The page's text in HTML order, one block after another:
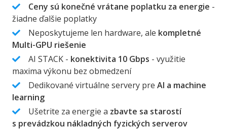
Ceny sú konečné vrátane poplatku za energie -
žiadne ďalšie poplatky
Neposkytujeme len hardware, ale kompletné
Multi-GPU riešenie
AI STACK - konektivita 10 Gbps - využitie
maxima výkonu bez obmedzení
Dedikované virtuálne servery pre AI a machine
learning
Ušetrite za energie a zbavte sa starostí
s prevádzkou nákladných fyzických serverov